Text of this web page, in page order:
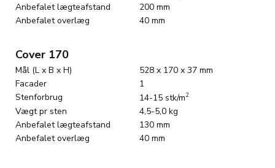
Anbefalet lægteafstand
200 mm
Anbefalet overlæg
40 mm
Cover 170
Mål (L x B x H)
528 x 170 x 37 mm
Facader
1
Stenforbrug
14-15 stk/m2
Vægt pr sten
4,5-5,0 kg
Anbefalet lægteafstand
130 mm
Anbefalet overlæg
40 mm